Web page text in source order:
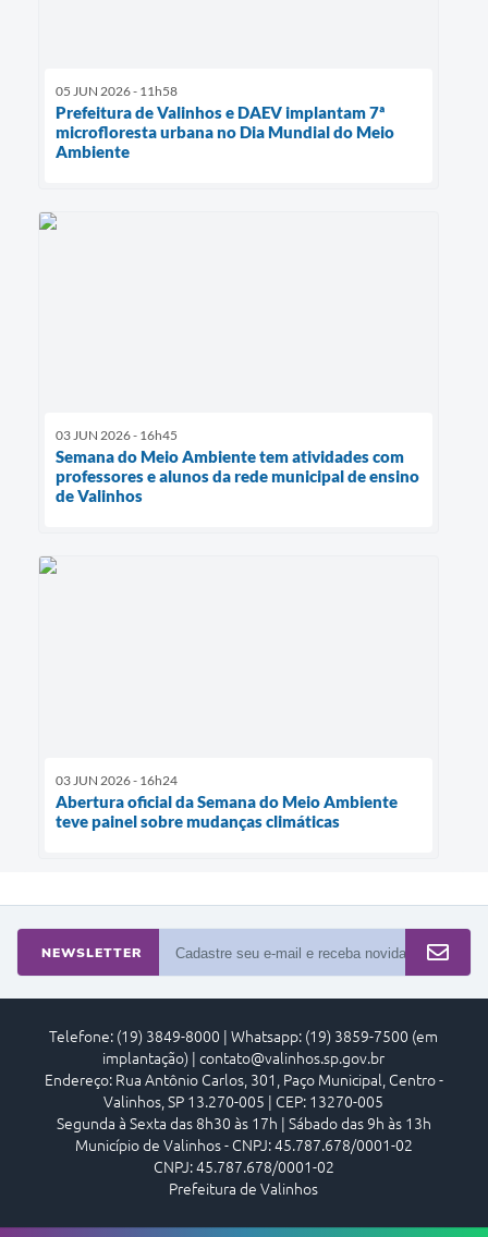
05 JUN 2026 - 11h58
Prefeitura de Valinhos e DAEV implantam 7ª
microfloresta urbana no Dia Mundial do Meio
Ambiente
03 JUN 2026 - 16h45
Semana do Meio Ambiente tem atividades com
professores e alunos da rede municipal de ensino
de Valinhos
03 JUN 2026 - 16h24
Abertura oficial da Semana do Meio Ambiente
teve painel sobre mudanças climáticas
NEWSLETTER
Telefone: (19) 3849-8000 | Whatsapp: (19) 3859-7500 (em
implantação) | contato@valinhos.sp.gov.br
Endereço: Rua Antônio Carlos, 301, Paço Municipal, Centro -
Valinhos, SP 13.270-005 | CEP: 13270-005
Segunda à Sexta das 8h30 às 17h | Sábado das 9h às 13h
Município de Valinhos - CNPJ: 45.787.678/0001-02
CNPJ: 45.787.678/0001-02
Prefeitura de Valinhos